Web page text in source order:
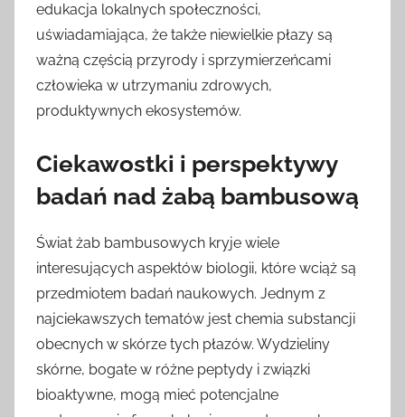
edukacja lokalnych społeczności,
uświadamiająca, że także niewielkie płazy są
ważną częścią przyrody i sprzymierzeńcami
człowieka w utrzymaniu zdrowych,
produktywnych ekosystemów.
Ciekawostki i perspektywy
badań nad żabą bambusową
Świat żab bambusowych kryje wiele
interesujących aspektów biologii, które wciąż są
przedmiotem badań naukowych. Jednym z
najciekawszych tematów jest chemia substancji
obecnych w skórze tych płazów. Wydzieliny
skórne, bogate w różne peptydy i związki
bioaktywne, mogą mieć potencjalne